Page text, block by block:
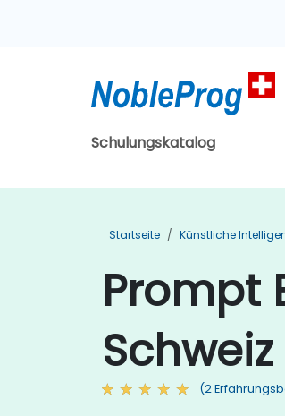
Schulungskatalog
Startseite Künstliche
Prompt
Schweiz
(2